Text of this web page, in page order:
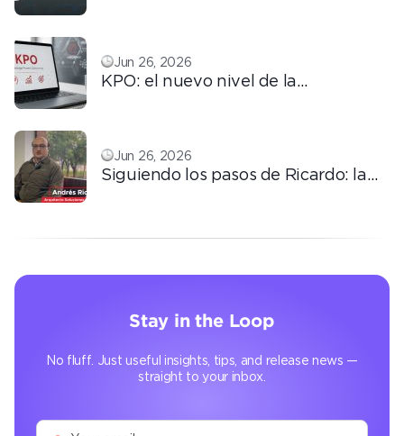
Jun 26, 2026
KPO: el nuevo nivel de la
Jun 26, 2026
Siguiendo los pasos de Ricardo: la
Stay in the Loop
No fluff. Just useful insights, tips, and release news —
straight to your inbox.